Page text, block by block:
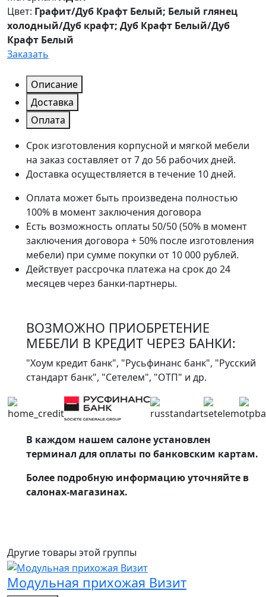
Цвет: Графит/Дуб Крафт Белый; Белый глянец
холодный/Дуб крафт; Дуб Крафт Белый/Дуб
Крафт Белый
Заказать
Описание
Доставка
Оплата
Срок изготовления корпусной и мягкой мебели
на заказ составляет от 7 до 56 рабочих дней.
Доставка осуществляется в течение 10 дней.
Оплата может быть произведена полностью
100% в момент заключения договора
Есть возможность оплаты 50/50 (50% в момент
заключения договора + 50% после изготовления
мебели) при сумме покупки от 10 000 рублей.
Действует рассрочка платежа на срок до 24
месяцев через банки-партнеры.
ВОЗМОЖНО ПРИОБРЕТЕНИЕ
МЕБЕЛИ В КРЕДИТ ЧЕРЕЗ БАНКИ:
"Хоум кредит банк", "Русьфинанс банк", "Русский
стандарт банк", "Сетелем", "ОТП" и др.
В каждом нашем салоне установлен
терминал для оплаты по банковским картам.
Более подробную информацию уточняйте в
салонах-магазинах.
Другие товары этой группы
Модульная прихожая Визит